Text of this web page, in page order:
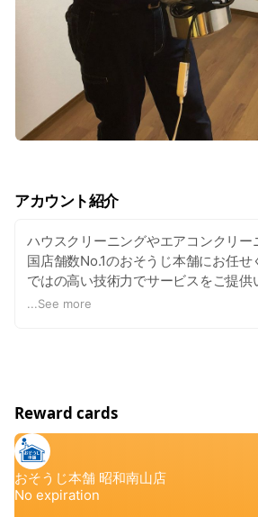
アカウント紹介
ハウスクリーニングやエアコンクリー
国店舗数No.1のおそうじ本舗にお任せ
ではの高い技術力でサービスをご提供
スタッフ対応可】
...See more
Reward cards